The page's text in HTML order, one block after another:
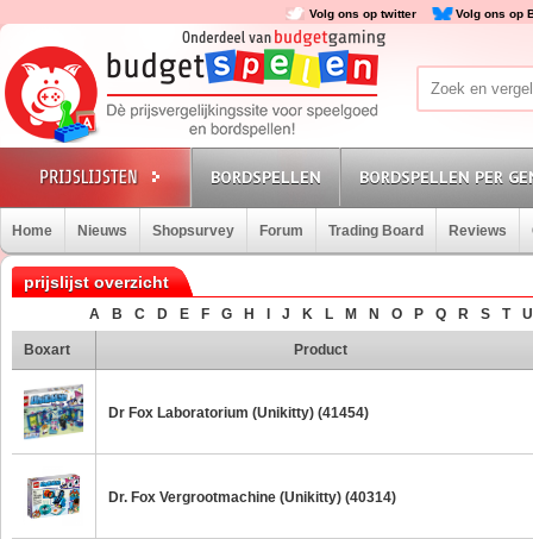
Volg ons op twitter Volg ons op
BORDSPELLEN BORDSPELLEN PER
Home Nieuws Shopsurvey Forum Trading Board Reviews
prijslijst overzicht
A B C D E F G H J K L M N O P Q R S T U
Boxart Product
Dr Fox Laboratorium (Unikitty) (41454)
Dr. Fox Vergrootmachine (Unikitty) (40314)